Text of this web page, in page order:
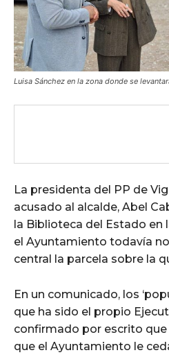
Luisa Sánchez en la zona donde se
La presidenta del PP de
acusado al alcalde, Abel
la Biblioteca del Estado en
el Ayuntamiento todavía
central la parcela sobre la
En un comunicado, los
que ha sido el propio
confirmado por escrito que
que el Ayuntamiento le